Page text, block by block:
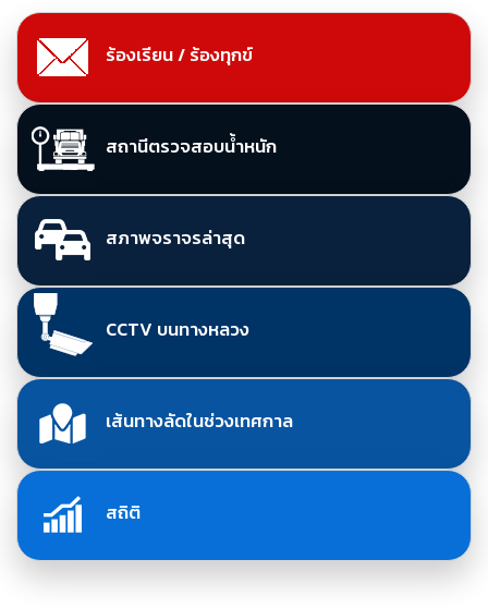
ร้องเรียน / ร้องทุกข์
สถานีตรวจสอบน้ำหนัก
สภาพจราจรล่าสุด
CCTV บนทางหลวง
เส้นทางลัดในช่วงเทศกาล
สถิติ